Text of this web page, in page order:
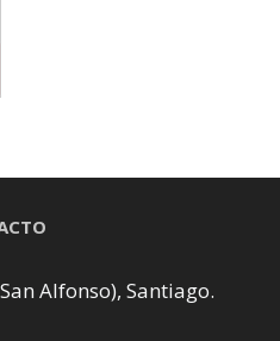
Alfonso), Santiago.